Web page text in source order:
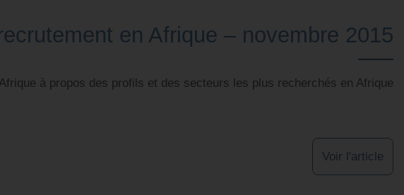
en Afrique – novembre 2015
à propos des profils et des secteurs les plus recherchés en Afrique.
Voir l'article